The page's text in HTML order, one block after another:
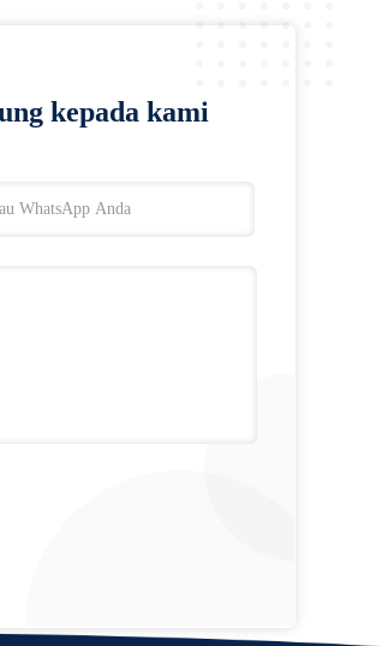
kepada kami